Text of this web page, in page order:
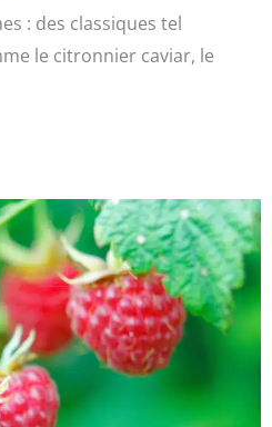
: des classiques tel
le citronnier caviar, le